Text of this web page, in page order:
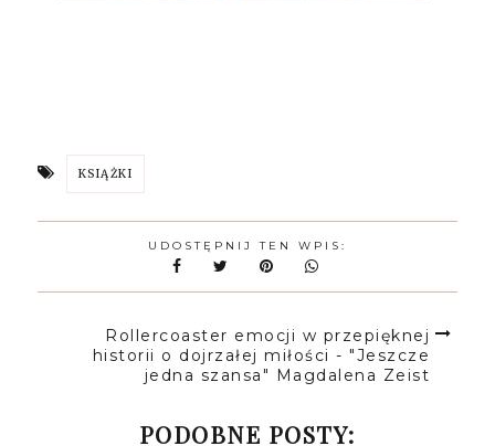
KSIĄŻKI
UDOSTĘPNIJ TEN WPIS:
Rollercoaster emocji w przepięknej
historii o dojrzałej miłości - "Jeszcze
jedna szansa" Magdalena Zeist
PODOBNE POSTY: